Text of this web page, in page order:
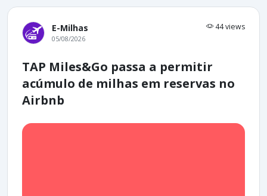
E-Milhas 44 views
05/08/2026
TAP Miles&Go passa a permitir
acúmulo de milhas em reservas no
Airbnb